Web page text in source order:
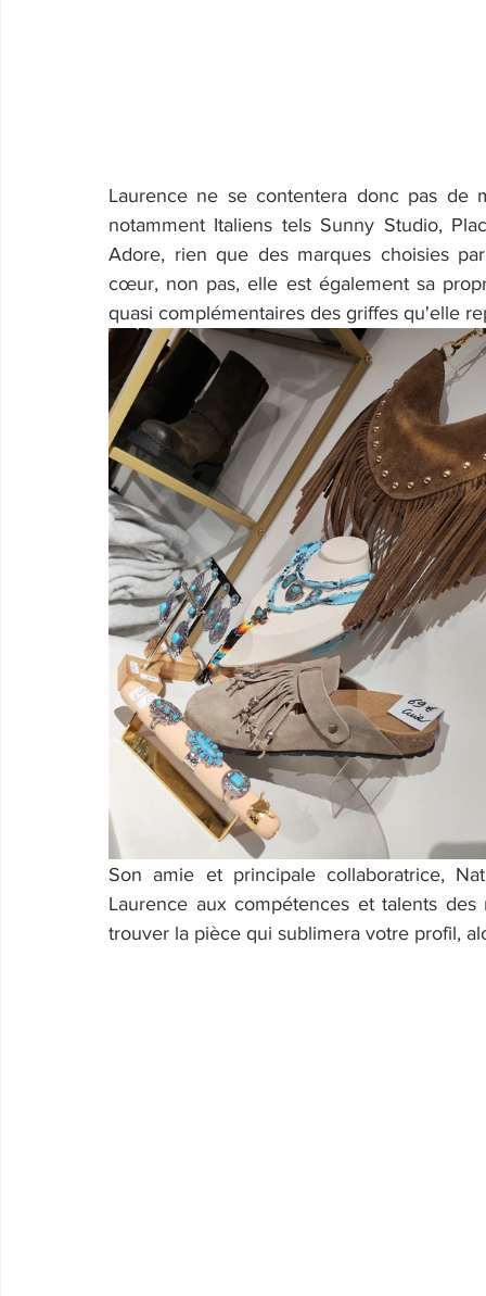
Laurence ne se contentera donc pas de
notamment Italiens tels Sunny Studio,
Adore, rien que des marques choisies
cœur, non pas, elle est également sa
quasi complémentaires des griffes qu'elle
Son amie et principale collaboratrice,
Laurence aux compétences et talents
trouver la pièce qui sublimera votre profil,